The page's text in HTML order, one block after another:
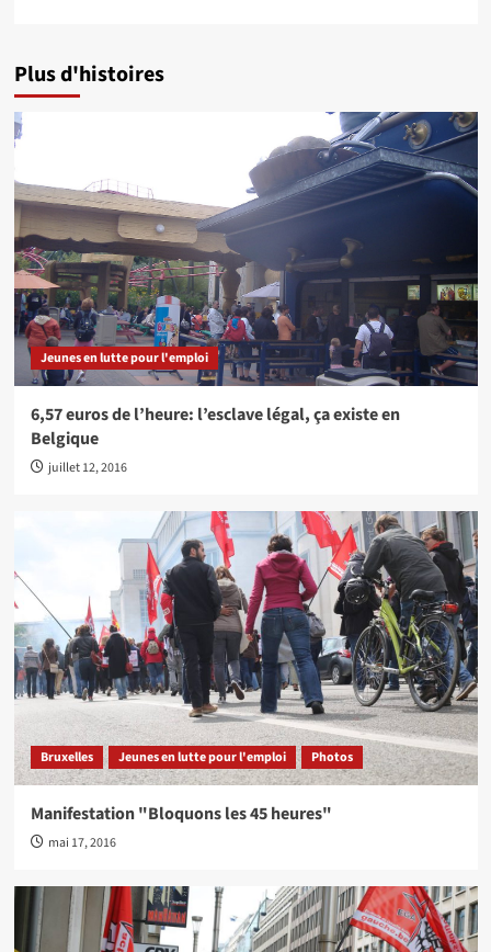
Plus d'histoires
Jeunes en lutte pour l'emploi
6,57 euros de l’heure: l’esclave légal, ça existe en
Belgique
juillet 12, 2016
Bruxelles Jeunes en lutte pour l'emploi Photos
Manifestation "Bloquons les 45 heures"
mai 17, 2016